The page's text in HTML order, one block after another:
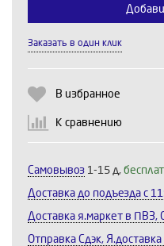
Заказать в один клик
В избранное
К сравнению
Самовывоз 1-15 д,
Доставка до подъезда c
Доставка я.маркет в ПВЗ,
Отправка Сдэк,